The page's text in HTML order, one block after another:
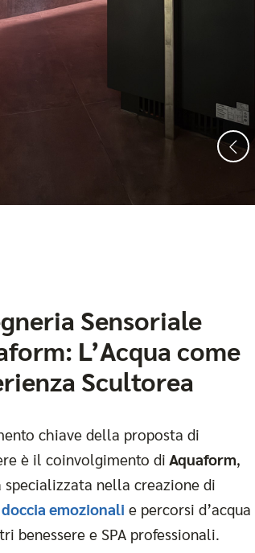
Sensoriale
L’Acqua come
Scultorea
chiave della proposta di
è il coinvolgimento di Aquaform,
specializzata nella creazione di
emozionali e percorsi d’acqua
benessere e SPA professionali.